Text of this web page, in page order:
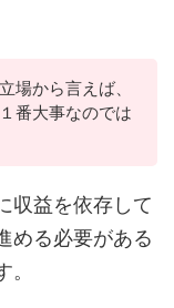
場から言えば、
番大事なのでは
収益を依存して
める必要がある